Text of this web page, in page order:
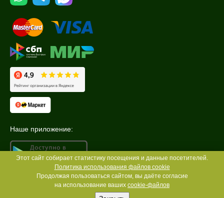
Наше приложение:
Этот сайт собирает статистику посещения и данные посетителей.
Политика использования файлов cookie
Продолжая пользоваться сайтом, вы даёте согласие
на использование ваших cookie-файлов